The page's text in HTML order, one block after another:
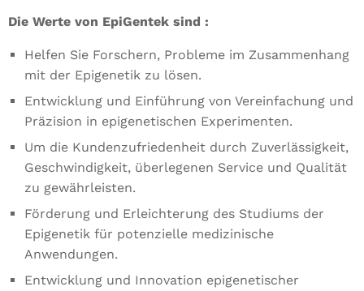
Die Werte von EpiGentek sind :
Helfen Sie Forschern, Probleme im Zusammenhang
mit der Epigenetik zu lösen.
Entwicklung und Einführung von Vereinfachung und
Präzision in epigenetischen Experimenten.
Um die Kundenzufriedenheit durch Zuverlässigkeit,
Geschwindigkeit, überlegenen Service und Qualität
zu gewährleisten.
Förderung und Erleichterung des Studiums der
Epigenetik für potenzielle medizinische
Anwendungen.
Entwicklung und Innovation epigenetischer